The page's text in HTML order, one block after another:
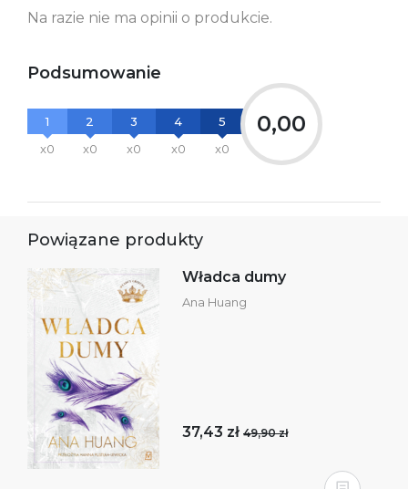
Na razie nie ma opinii o produkcie.
Podsumowanie
1
x0
2
x0
3
x0
4
x0
5
x0
0,00
Powiązane produkty
Władca dumy
Ana Huang
37,43 zł 49,90 zł